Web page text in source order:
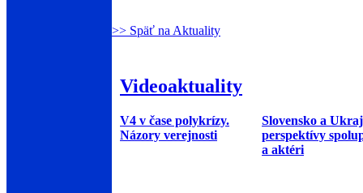
>> Späť na Aktuality
Videoaktuality
V4 v čase polykrízy.
Názory verejnosti
Slovensko a
perspektívy
a aktéri